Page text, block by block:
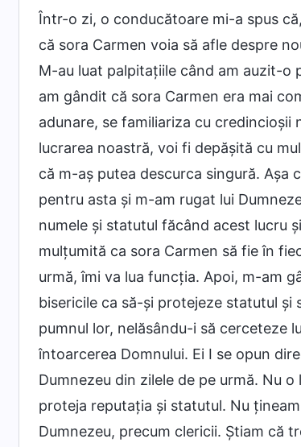
Într-o zi, o conducătoare mi-a spus
că sora Carmen voia să afle despre
M-au luat palpitațiile când am auzit-o
am gândit că sora Carmen era mai
adunare, se familiariza cu
lucrarea noastră, voi fi depășită cu
că m-aș putea descurca singură. Așa
pentru asta și m-am rugat lui
numele și statutul făcând acest lucru
mulțumită ca sora Carmen să fie în
urmă, îmi va lua funcția. Apoi, m-am
bisericile ca să-și protejeze statutul
pumnul lor, nelăsându-i să cerceteze
întoarcerea Domnului. Ei I se opun
Dumnezeu din zilele de pe urmă. Nu
proteja reputația și statutul. Nu
Dumnezeu, precum clericii. Știam că